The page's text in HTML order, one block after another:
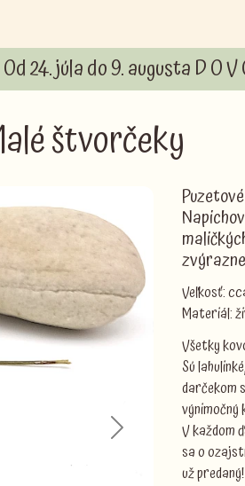
Od 24. júla do 9. augusta D O
štvorčeky
Next
Veľkosť:
Materiál:
Všetky
Sú
darčekom
výnimočný
V každom
sa o
už predaný!